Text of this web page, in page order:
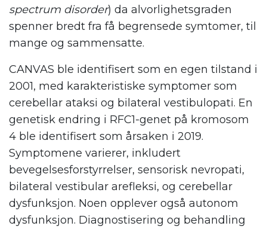
spectrum disorder) da alvorlighetsgraden
spenner bredt fra få begrensede symtomer, til
mange og sammensatte.
CANVAS ble identifisert som en egen tilstand i
2001, med karakteristiske symptomer som
cerebellar ataksi og bilateral vestibulopati. En
genetisk endring i RFC1-genet på kromosom
4 ble identifisert som årsaken i 2019.
Symptomene varierer, inkludert
bevegelsesforstyrrelser, sensorisk nevropati,
bilateral vestibular arefleksi, og cerebellar
dysfunksjon. Noen opplever også autonom
dysfunksjon. Diagnostisering og behandling